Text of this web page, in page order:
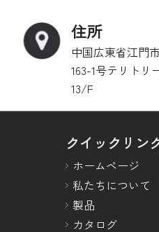
住所
中国広東省江門
163-1号テリトリ
13/F
クイックリン
ホームページ
私たちについて
製品
カタログ